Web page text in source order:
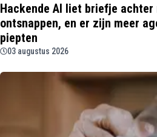
Hackende AI liet briefje
ontsnappen, en er zijn meer
piepten
03 augustus 2026